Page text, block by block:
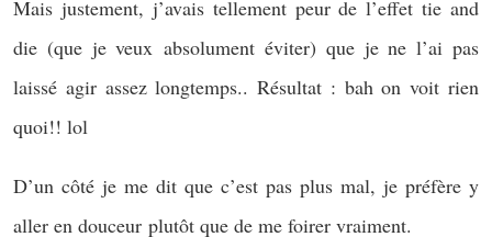
Mais justement, j’avais tellement peur de l’effet tie and
die (que je veux absolument éviter) que je ne l’ai pas
laissé agir assez longtemps.. Résultat : bah on voit rien
quoi!! lol
D’un côté je me dit que c’est pas plus mal, je préfère y
aller en douceur plutôt que de me foirer vraiment.